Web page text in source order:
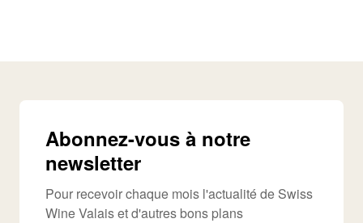
Abonnez-vous à notre
newsletter
Pour recevoir chaque mois l'actualité de Swiss
Wine Valais et d'autres bons plans